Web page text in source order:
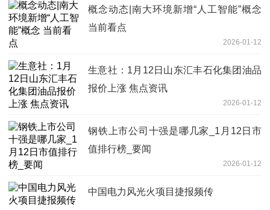
概念动态|南大环境新增“人工智能”概念
当前看点
2026-01-12
生意社：1月12日山东汇丰石化集团油品
报价上涨 焦点资讯
2026-01-12
钢铁上市公司十强是哪几家_1月12日市
值排行榜_要闻
2026-01-12
中国电力风光火项目捷报频传